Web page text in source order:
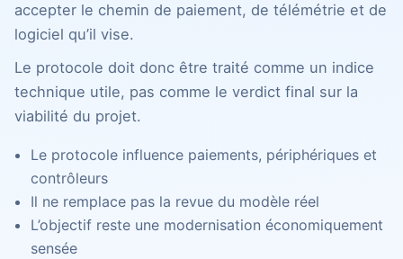
accepter le chemin de paiement, de télémétrie et de
logiciel qu’il vise.
Le protocole doit donc être traité comme un indice
technique utile, pas comme le verdict final sur la
viabilité du projet.
Le protocole influence paiements, périphériques et
contrôleurs
Il ne remplace pas la revue du modèle réel
L’objectif reste une modernisation économiquement
sensée